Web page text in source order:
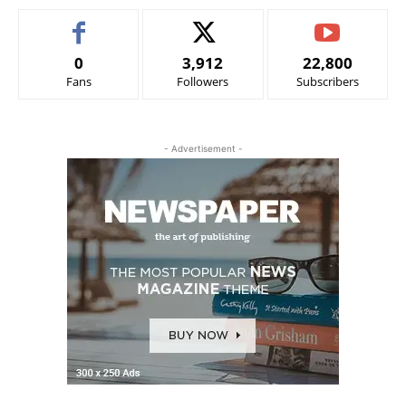
0
Fans
3,912
Followers
22,800
Subscribers
- Advertisement -